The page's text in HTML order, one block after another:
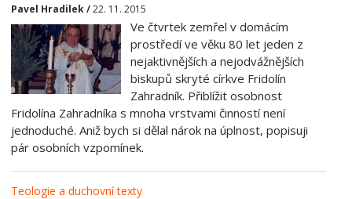
Pavel Hradilek /22. 11. 2015
Ve čtvrtek zemřel v domácím
prostředí ve věku 80 let jeden z
nejaktivnějších a nejodvážnějších
biskupů skryté církve Fridolín
Zahradník. Přiblížit osobnost
Fridolína Zahradníka s mnoha vrstvami činností není
jednoduché. Aniž bych si dělal nárok na úplnost, popisuji
pár osobních vzpomínek.
Teologie a duchovní texty